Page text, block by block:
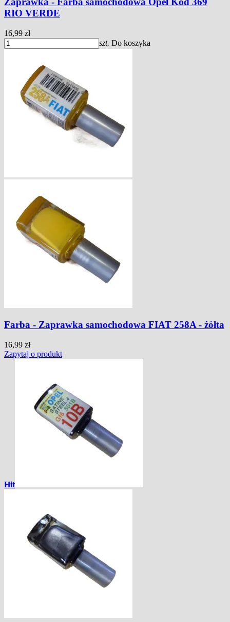
RIO VERDE
16,99 zł
szt. Do koszyka
Farba - Zaprawka samochodowa FIAT 258A - żółta
16,99 zł
Zapytaj o produkt
Hit